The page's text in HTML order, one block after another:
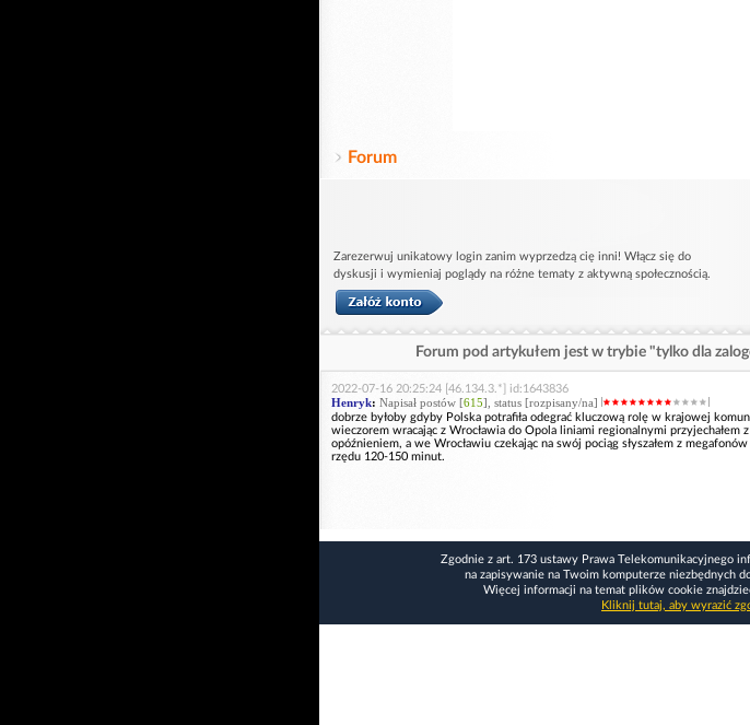
Forum
Zarezerwuj unikatowy login zanim wyprzedzą cię inni! Włącz się do
dyskusji i wymieniaj poglądy na różne tematy z aktywną społecznością.
Forum pod artykułem jest w trybie "tylko dla
2022-07-16 20:25:24 [46.134.3.*] id:1643836
Henryk: Napisał postów [615], status [rozpisany/na]
dobrze byłoby gdyby Polska potrafiła odegrać kluczową rolę w krajowej
wieczorem wracając z Wrocławia do Opola liniami regionalnymi przyjechałem
opóźnieniem, a we Wrocławiu czekając na swój pociąg słyszałem z
rzędu 120-150 minut.
Zgodnie z art. 173 ustawy Prawa Telekomunikacyjnego
na zapisywanie na Twoim komputerze niezbędnych
Więcej informacji na temat plików cookie
Kliknij tutaj, aby wyrazić